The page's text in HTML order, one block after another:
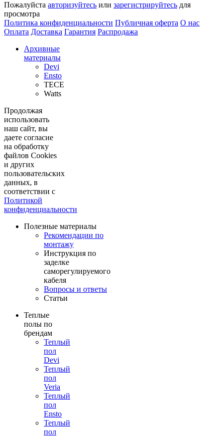
Пожалуйста авторизуйтесь или зарегистрируйтесь для
просмотра
Политика конфиденциальности Публичная оферта О нас
Оплата Доставка Гарантия Распродажа
Архивные
материалы
Devi
Ensto
TECE
Watts
Продолжая
использовать
наш сайт, вы
даете согласие
на обработку
файлов Cookies
и других
пользовательских
данных, в
соответствии с
Политикой
конфиденциальности
Полезные материалы
Рекомендации по
монтажу
Инструкция по
заделке
саморегулируемого
кабеля
Вопросы и ответы
Статьи
Теплые
полы по
брендам
Теплый
пол
Devi
Теплый
пол
Veria
Теплый
пол
Ensto
Теплый
пол